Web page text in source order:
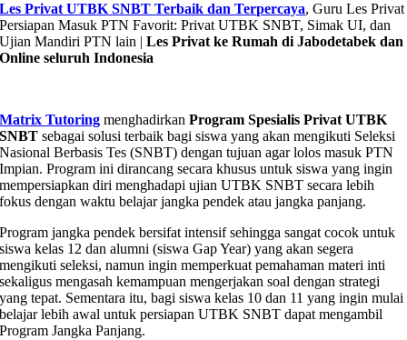
Les Privat UTBK SNBT Terbaik dan Terpercaya, Guru Les Privat
Persiapan Masuk PTN Favorit: Privat UTBK SNBT, Simak UI, dan
Ujian Mandiri PTN lain |Les Privat ke Rumah di Jabodetabek dan
Online seluruh Indonesia
Matrix Tutoring menghadirkanProgram Spesialis Privat UTBK
SNBT sebagai solusi terbaik bagi siswa yang akan mengikuti Seleksi
Nasional Berbasis Tes (SNBT) dengan tujuan agar lolos masuk PTN
Impian. Program ini dirancang secara khusus untuk siswa yang ingin
mempersiapkan diri menghadapi ujian UTBK SNBT secara lebih
fokus dengan waktu belajar jangka pendek atau jangka panjang.
Program jangka pendek bersifat intensif sehingga sangat cocok untuk
siswa kelas 12 dan alumni (siswa Gap Year) yang akan segera
mengikuti seleksi, namun ingin memperkuat pemahaman materi inti
sekaligus mengasah kemampuan mengerjakan soal dengan strategi
yang tepat. Sementara itu, bagi siswa kelas 10 dan 11 yang ingin mulai
belajar lebih awal untuk persiapan UTBK SNBT dapat mengambil
Program Jangka Panjang.